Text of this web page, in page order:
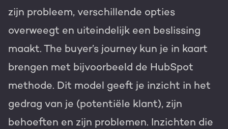
zijn probleem, verschillende opties
overweegt en uiteindelijk een beslissing
maakt. The buyer’s journey kun je in kaart
brengen met bijvoorbeeld de HubSpot
methode. Dit model geeft je inzicht in het
gedrag van je (potentiële klant), zijn
behoeften en zijn problemen. Inzichten die